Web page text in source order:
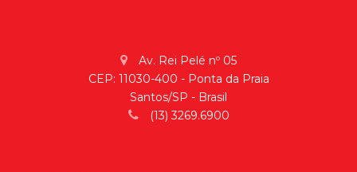
Av. Rei Pelé nº 05
CEP: 11030-400 - Ponta da Praia
Santos/SP - Brasil
(13) 3269.6900